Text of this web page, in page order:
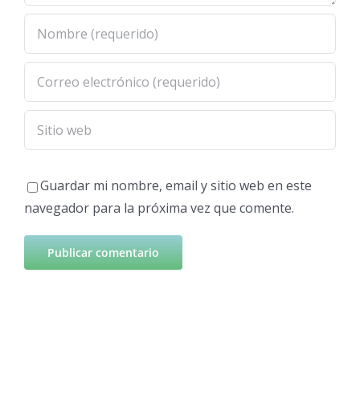
Guardar mi nombre, email y sitio web en este
navegador para la próxima vez que comente.